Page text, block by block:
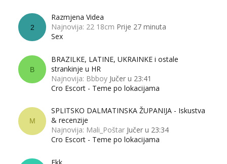
2
Razmjena Videa
Najnovija: 22 18cm Prije 27 minuta
Sex
B
BRAZILKE, LATINE, UKRAINKE i ostale
strankinje u HR
Najnovija: Bbboy Jučer u 23:41
Cro Escort - Teme po lokacijama
M
SPLITSKO DALMATINSKA ŽUPANIJA - Iskustva
& recenzije
Najnovija: Mali_Poštar Jučer u 23:34
Cro Escort - Teme po lokacijama